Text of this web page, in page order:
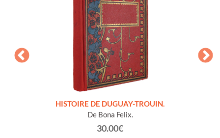
HISTOIRE DE DUGUAY-TROUIN.
De Bona Felix.
30.00€